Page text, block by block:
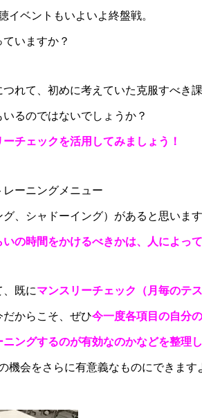
イベントもいよいよ終盤戦。
いますか？
れて、初めに考えていた克服すべき課
るのではないでしょうか？
ーチェックを活用してみましょう！
ーニングメニュー
グ、シャドーイング）があると思います
の時間をかけるべきかは、人によっ
既にマンスリーチェック（月毎のテ
からこそ、ぜひ今一度各項目の自分
ングするのが有効なのかなどを整理
機会をさらに有意義なものにできます